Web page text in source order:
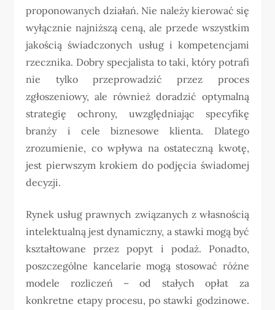
proponowanych działań. Nie należy kierować się
wyłącznie najniższą ceną, ale przede wszystkim
jakością świadczonych usług i kompetencjami
rzecznika. Dobry specjalista to taki, który potrafi
nie tylko przeprowadzić przez proces
zgłoszeniowy, ale również doradzić optymalną
strategię ochrony, uwzględniając specyfikę
branży i cele biznesowe klienta. Dlatego
zrozumienie, co wpływa na ostateczną kwotę,
jest pierwszym krokiem do podjęcia świadomej
decyzji.
Rynek usług prawnych związanych z własnością
intelektualną jest dynamiczny, a stawki mogą być
kształtowane przez popyt i podaż. Ponadto,
poszczególne kancelarie mogą stosować różne
modele rozliczeń – od stałych opłat za
konkretne etapy procesu, po stawki godzinowe.